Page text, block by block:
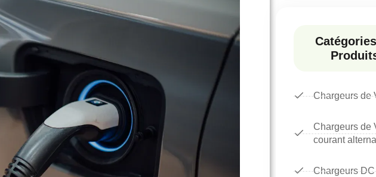
Chargeurs de
Chargeurs de
courant
Chargeurs